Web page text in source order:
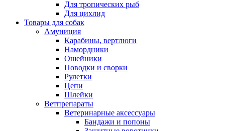
Для тропических рыб
Для цихлид
Товары для собак
Амуниция
Карабины, вертлюги
Намордники
Ошейники
Поводки и сворки
Рулетки
Цепи
Шлейки
Ветпрепараты
Ветеринарные аксессуары
Бандажи и попоны